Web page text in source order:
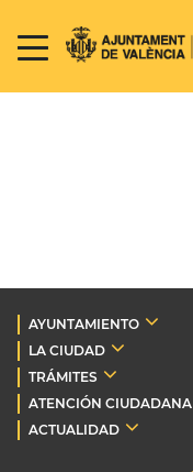
AYUNTAMIENTO
LA CIUDAD
TRÁMITES
ATENCIÓN CIUDADANA
ACTUALIDAD